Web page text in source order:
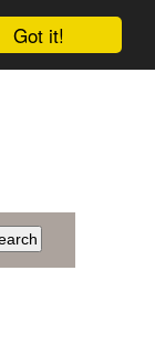
Got it!